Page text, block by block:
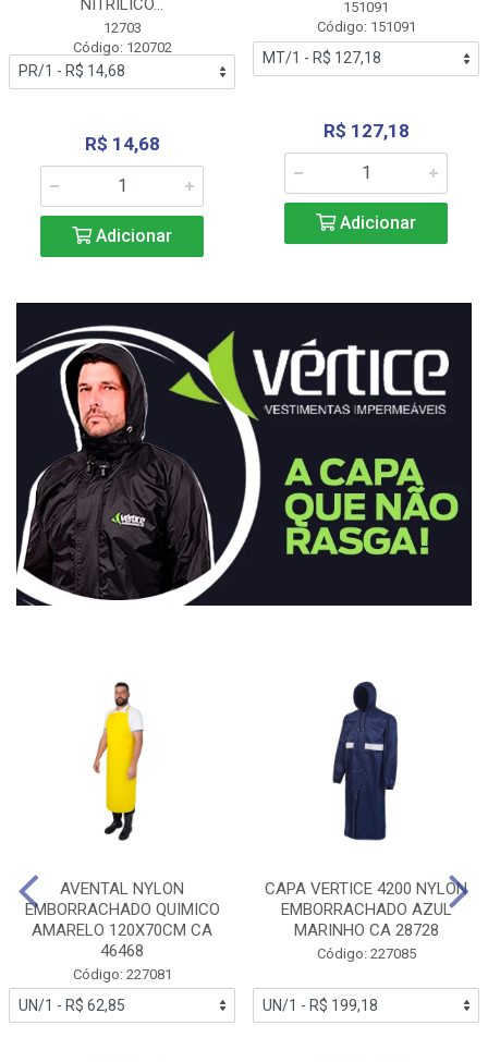
NITRÍLICO...
12703
Código: 120702
R$ 14,68
Adicionar
151091
Código: 151091
R$ 127,18
Adicionar
AVENTAL NYLON
EMBORRACHADO QUIMICO
AMARELO 120X70CM CA
46468
Código: 227081
CAPA VERTICE 4200 NYLON
EMBORRACHADO AZUL
MARINHO CA 28728
Código: 227085